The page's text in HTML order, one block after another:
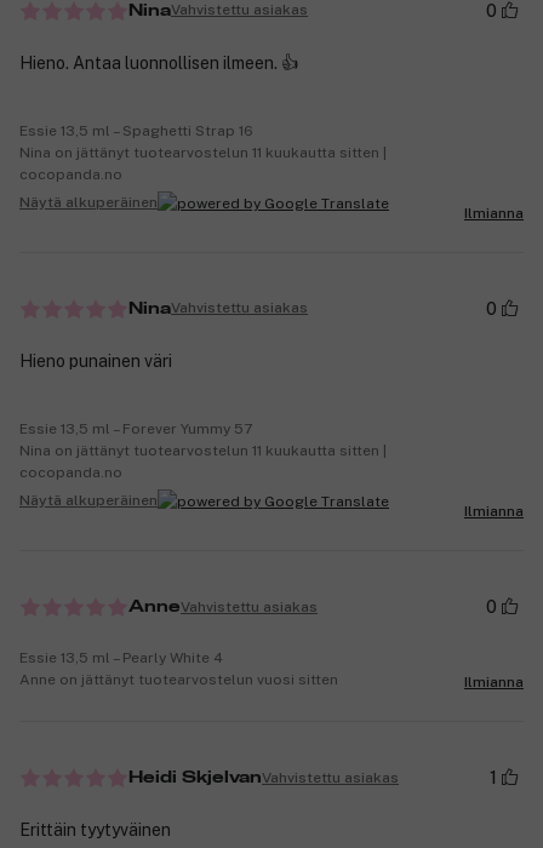
NinaVahvistettu asiakas 0
Hieno. Antaa luonnollisen ilmeen. 👍
Essie 13,5 ml – Spaghetti Strap 16
Nina on jättänyt tuotearvostelun 11 kuukautta sitten |
cocopanda.no
Näytä alkuperäinen
Ilmianna
NinaVahvistettu asiakas 0
Hieno punainen väri
Essie 13,5 ml – Forever Yummy 57
Nina on jättänyt tuotearvostelun 11 kuukautta sitten |
cocopanda.no
Näytä alkuperäinen
Ilmianna
AnneVahvistettu asiakas 0
Essie 13,5 ml – Pearly White 4
Anne on jättänyt tuotearvostelun vuosi sitten
Ilmianna
Heidi SkjelvanVahvistettu asiakas 1
Erittäin tyytyväinen